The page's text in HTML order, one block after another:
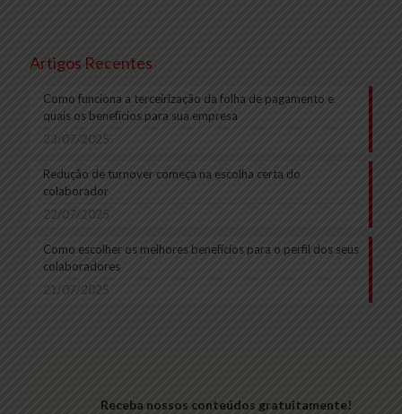
Artigos Recentes
Como funciona a terceirização da folha de pagamento e
quais os benefícios para sua empresa
23/07/2025
Redução de turnover começa na escolha certa do
colaborador
22/07/2025
Como escolher os melhores benefícios para o perfil dos seus
colaboradores
21/07/2025
Receba nossos conteúdos gratuitamente!